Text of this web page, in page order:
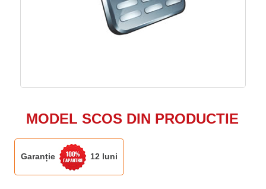
MODEL SCOS DIN PRODUCTIE
Garanție 12 luni